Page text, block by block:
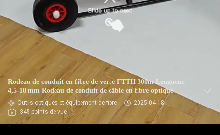
Rodeau de conduit en fibre de verre FTTH 300m Longueur
4,5-18 mm Rodeau de conduit de câble en fibre optique
Outils optiques et équipement de fibre
2025-04-18
345 points de vue